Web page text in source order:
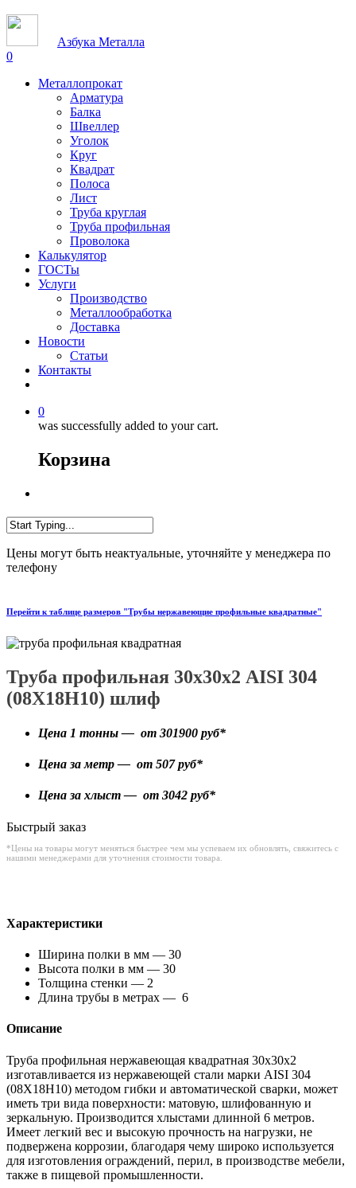
Азбука Металла
0
Металлопрокат
Арматура
Балка
Швеллер
Уголок
Круг
Квадрат
Полоса
Лист
Труба круглая
Труба профильная
Проволока
Калькулятор
ГОСТы
Услуги
Производство
Металлообработка
Доставка
Новости
Статьи
Контакты
0
was successfully added to your cart.
Корзина
Цены могут быть неактуальные, уточняйте у менеджера по
телефону
Перейти к таблице размеров "Трубы нержавеющие профильные квадратные"
Труба профильная 30х30х2 AISI 304
(08Х18Н10) шлиф
Цена 1 тонны — от 301900 руб*
Цена за метр — от 507руб*
Цена за хлыст — от 3042 руб*
Быстрый заказ
*Цены на товары могут меняться быстрее чем мы успеваем их обновлять, свяжитесь с
нашими менеджерами для уточнения стоимости товара.
Характеристики
Ширина полки в мм — 30
Высота полки в мм — 30
Толщина стенки — 2
Длина трубы в метрах — 6
Описание
Труба профильная нержавеющая квадратная 30х30х2
изготавливается из нержавеющей стали марки AISI 304
(08Х18Н10) методом гибки и автоматической сварки, может
иметь три вида поверхности: матовую, шлифованную и
зеркальную. Производится хлыстами длинной 6 метров.
Имеет легкий вес и высокую прочность на нагрузки, не
подвержена коррозии, благодаря чему широко используется
для изготовления ограждений, перил, в производстве мебели,
также в пищевой промышленности.